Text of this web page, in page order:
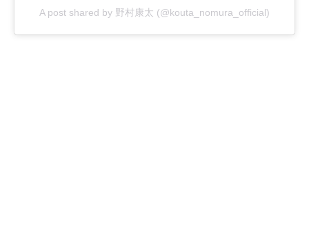
A post shared by 野村康太 (@kouta_nomura_official)